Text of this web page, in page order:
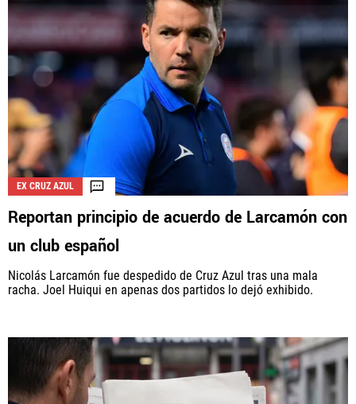
EX CRUZ AZUL
Reportan principio de acuerdo de Larcamón con
un club español
Nicolás Larcamón fue despedido de Cruz Azul tras una mala
racha. Joel Huiqui en apenas dos partidos lo dejó exhibido.